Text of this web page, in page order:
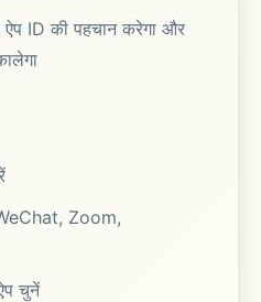
ID की पहचान करेगा और
Zoom,
चुनें